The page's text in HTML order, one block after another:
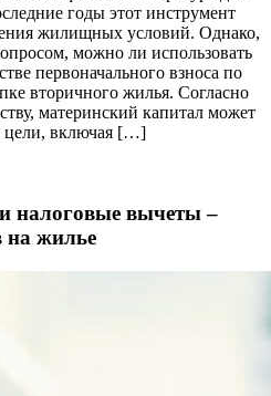
годы этот инструмент
жилищных условий. Однако,
можно ли использовать
первоначального взноса по
вторичного жилья. Согласно
материнский капитал может
цели, включая […]
налоговые вычеты –
на жилье